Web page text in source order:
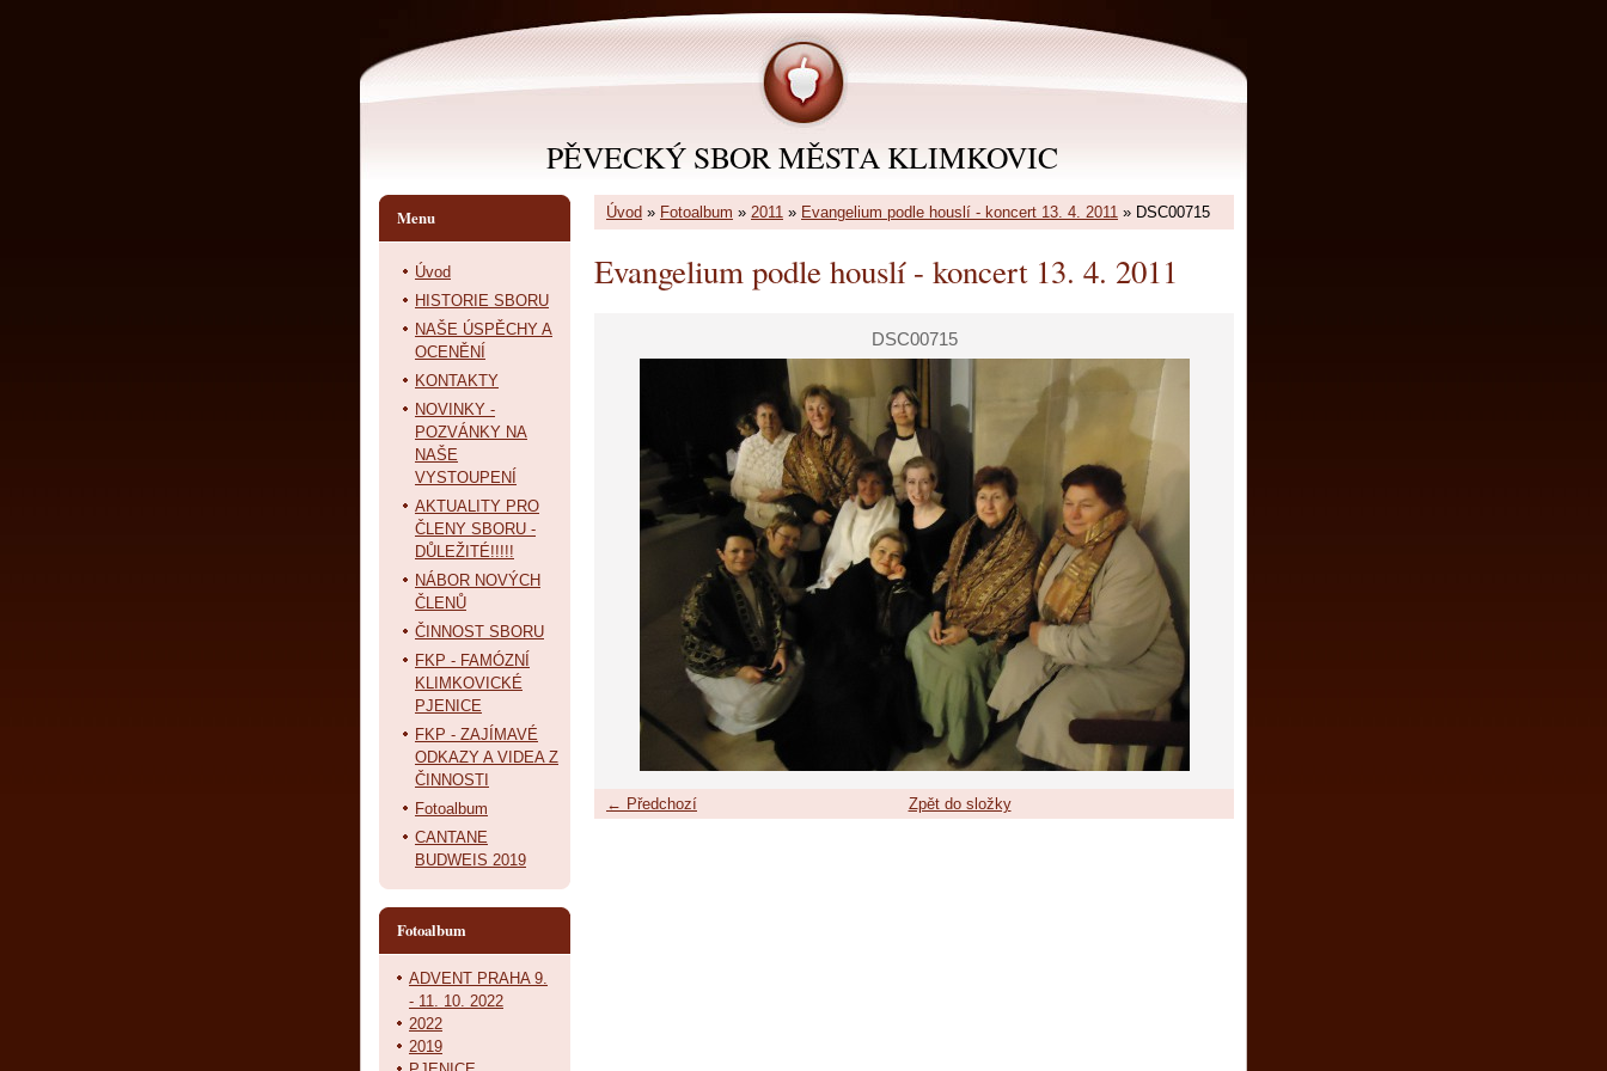
PĚVECKÝ SBOR MĚSTA KLIMKOVIC
Úvod » Fotoalbum » 2011 » Evangelium podle houslí - koncert 13. 4. 2011 » DSC00715
Evangelium podle houslí - koncert 13. 4. 2011
DSC00715
← Předchozí Zpět do složky
Menu
Úvod
HISTORIE SBORU
NAŠE ÚSPĚCHY A
OCENĚNÍ
KONTAKTY
NOVINKY -
POZVÁNKY NA
NAŠE
VYSTOUPENÍ
AKTUALITY PRO
ČLENY SBORU -
DŮLEŽITÉ!!!!!
NÁBOR NOVÝCH
ČLENŮ
ČINNOST SBORU
FKP - FAMÓZNÍ
KLIMKOVICKÉ
PJENICE
FKP - ZAJÍMAVÉ
ODKAZY A VIDEA Z
ČINNOSTI
Fotoalbum
CANTANE
BUDWEIS 2019
Fotoalbum
ADVENT PRAHA 9.
- 11. 10. 2022
2022
2019